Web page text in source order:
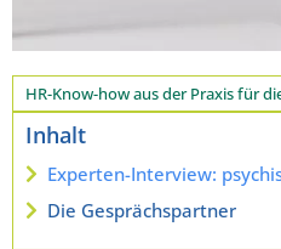
HR-Know-how aus der Praxis für
Inhalt
Experten-Interview:
Die Gesprächspartner